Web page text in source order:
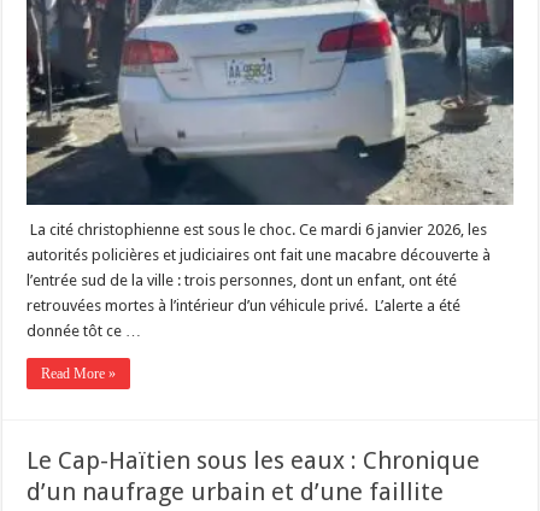
La cité christophienne est sous le choc. Ce mardi 6 janvier 2026, les
autorités policières et judiciaires ont fait une macabre découverte à
l’entrée sud de la ville : trois personnes, dont un enfant, ont été
retrouvées mortes à l’intérieur d’un véhicule privé. ​ ​L’alerte a été
donnée tôt ce …
Read More »
Le Cap-Haïtien sous les eaux : Chronique
d’un naufrage urbain et d’une faillite